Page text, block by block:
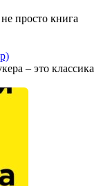
просто книга
– это классика